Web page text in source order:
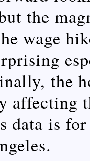
the
wage
the
affecting
data is